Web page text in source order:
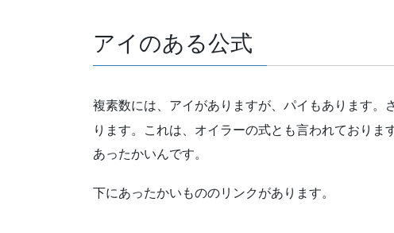
アイのある公式
複素数には、アイがありますが、パイもあります。
ります。これは、オイラーの式とも言われており
あったかいんです。
下にあったかいもののリンクがあります。